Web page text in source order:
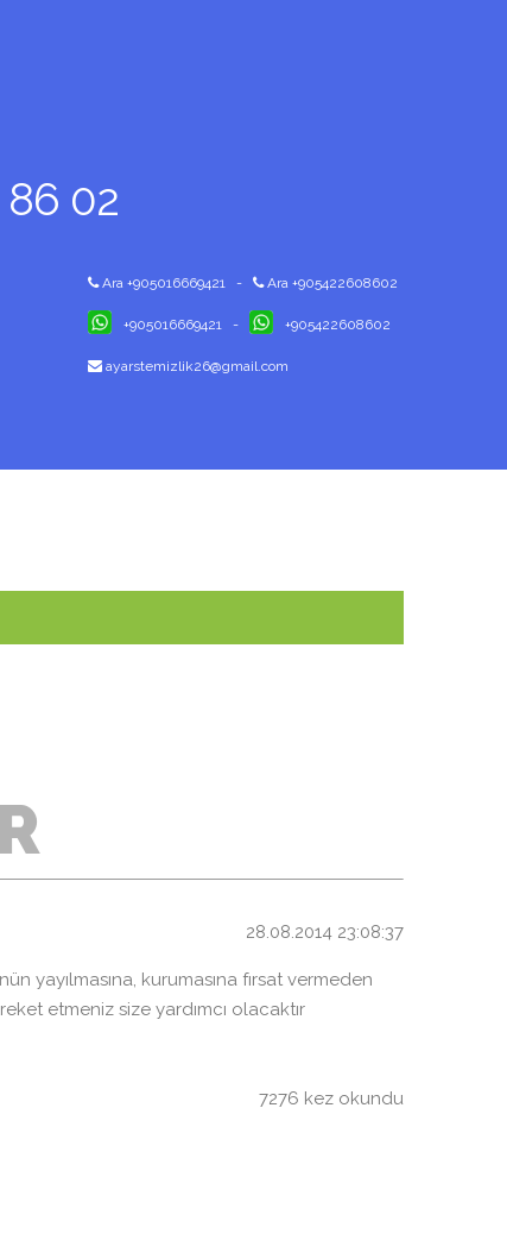
86 02
Ara +905016669421 - Ara +905422608602
+905016669421 - +905422608602
ayarstemizlik26@gmail.com
28.08.2014 23:08:37
yayılmasına, kurumasına fırsat vermeden
etmeniz size yardımcı olacaktır
7276 kez okundu